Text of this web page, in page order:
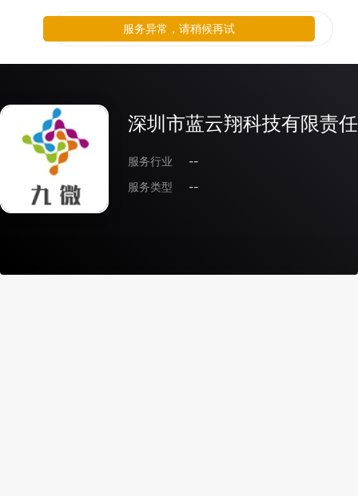
深圳市蓝云翔科技有限责
服务行业
--
服务类型
--
服务异常，请稍候再试